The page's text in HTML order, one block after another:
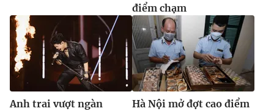
® Cấm sao chép dưới mọi hình thức nếu không có sự chấp
thuận bằng văn bản. Ghi rõ nguồn VTV.vn khi phát hành lại
thông tin từ website này.
điểm chạm
Anh trai vượt ngàn
Hà Nội mở đợt cao điểm